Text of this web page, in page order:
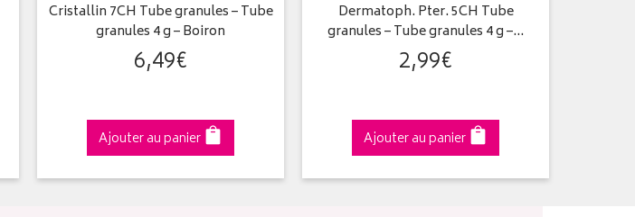
Cristallin 7CH Tube granules – Tube
granules 4 g – Boiron
6,49€
Ajouter au panier
Dermatoph. Pter. 5CH Tube
granules – Tube granules 4 g –…
2,99€
Ajouter au panier